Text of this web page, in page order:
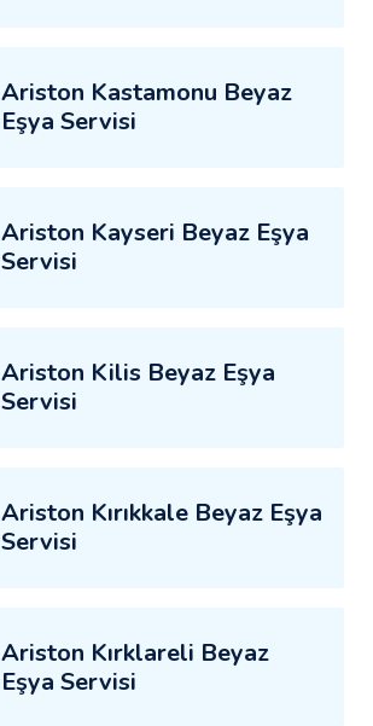
Ariston Kastamonu Beyaz
Eşya Servisi
Ariston Kayseri Beyaz Eşya
Servisi
Ariston Kilis Beyaz Eşya
Servisi
Ariston Kırıkkale Beyaz Eşya
Servisi
Ariston Kırklareli Beyaz
Eşya Servisi